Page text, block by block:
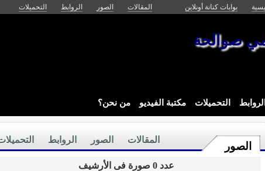
بوابات كنانة أونلاين المقالات الصور الروابط التحميلات
صوالحة
الروابط التحميلات مكتبة الفيديو من نحن؟
الصور
الروابط الصور المقالات
عدد 0 صورة فى الأرشيف